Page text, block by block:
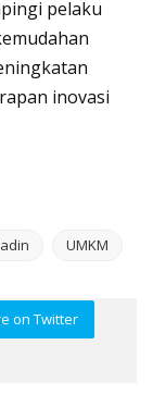
pelaku
inovasi
UMKM
on Twitter